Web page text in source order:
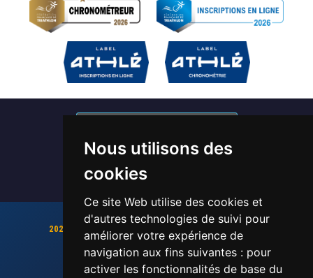
Nous utilisons des
cookies
Ce site Web utilise des cookies et
d'autres technologies de suivi pour
améliorer votre expérience de
navigation aux fins suivantes : pour
activer les fonctionnalités de base du
Devenir bénévole / Chronométreur
2026 sera une année pleine d'exploits, et de records !!
Gardez le cap !!
Chronométrage, inscriptions en ligne, dossards